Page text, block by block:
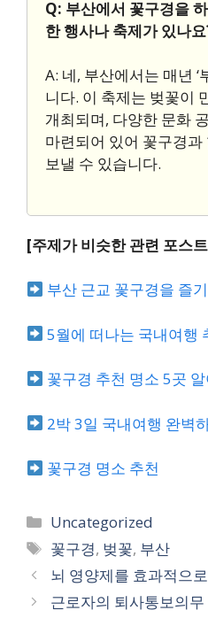
Q: 부산에서 꽃구경을
한 행사나 축제가 있나
A: 네, 부산에서는 매년 ‘
니다. 이 축제는 벚꽃이
개최되며, 다양한 문화
마련되어 있어 꽃구경
보낼 수 있습니다.
[주제가 비슷한 관련 포스
부산 근교 꽃구경을 즐
5월에 떠나는 국내여행
꽃구경 추천 명소 5곳
2박 3일 국내여행 완벽
꽃구경 명소 추천
카
테
고
리
Uncategorized
태
그
꽃구경, 벚꽃, 부산
뇌 영양제를 효과적으
근로자의 퇴사통보의